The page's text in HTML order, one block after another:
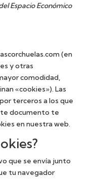
Espacio Económico
(en
y otras
comodidad,
«cookies»). Las
terceros a los que
documento te
en nuestra web.
que se envía junto
tu navegador